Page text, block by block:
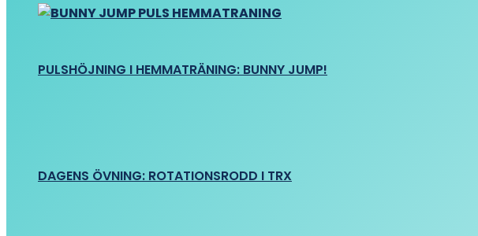
PULSHÖJNING I HEMMATRÄNING: BUNNY JUMP!
DAGENS ÖVNING: ROTATIONSRODD I TRX